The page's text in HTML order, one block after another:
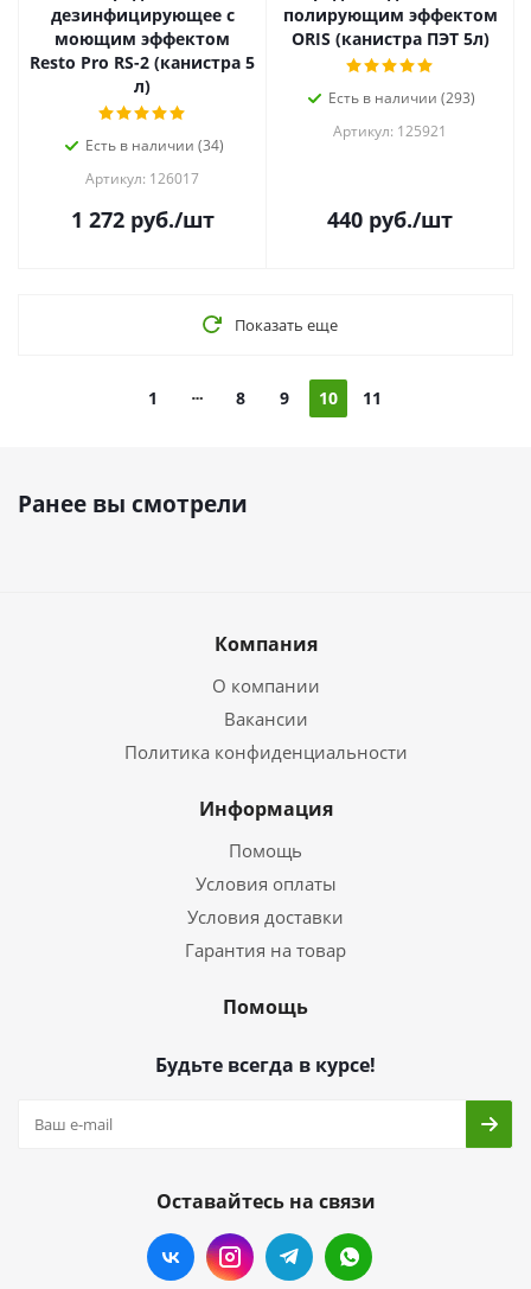
дезинфицирующее с
моющим эффектом
Resto Pro RS-2 (канистра 5
л)
Есть в наличии (34)
Артикул: 126017
1 272руб./шт
полирующим эффектом
ORIS (канистра ПЭТ 5л)
Есть в наличии (293)
Артикул: 125921
440 руб./шт
Показать еще
1 8 9 10 11
Ранее вы смотрели
Компания
О компании
Вакансии
Политика конфиденциальности
Информация
Помощь
Условия оплаты
Условия доставки
Гарантия на товар
Помощь
Будьте всегда в курсе!
Оставайтесь на связи